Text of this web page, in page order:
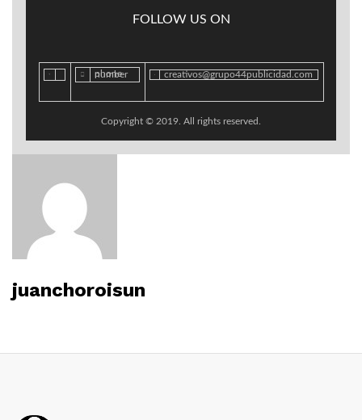
FOLLOW US ON
phone number creativos@grupo44publicidad.com
Copyright © 2019. All rights reserved.
juanchoroisun